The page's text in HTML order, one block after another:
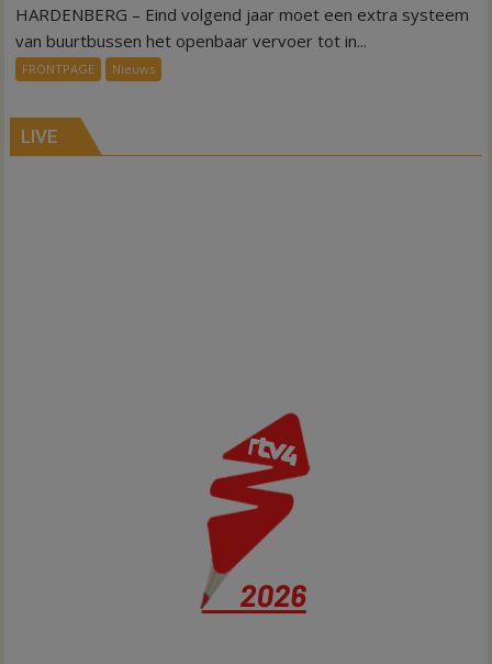
Nieuw
Hardenberg
HARDENBERG – Eind volgend jaar moet een extra systeem
van buurtbussen het openbaar vervoer tot in...
FRONTPAGE Nieuws
LIVE